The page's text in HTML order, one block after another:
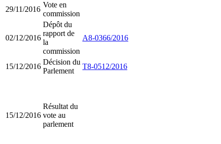
29/11/2016
Vote en
commission
02/12/2016
Dépôt du
rapport de
la
commission
A8-0366/2016
15/12/2016
Décision du
Parlement
T8-0512/2016
15/12/2016
Résultat du
vote au
parlement